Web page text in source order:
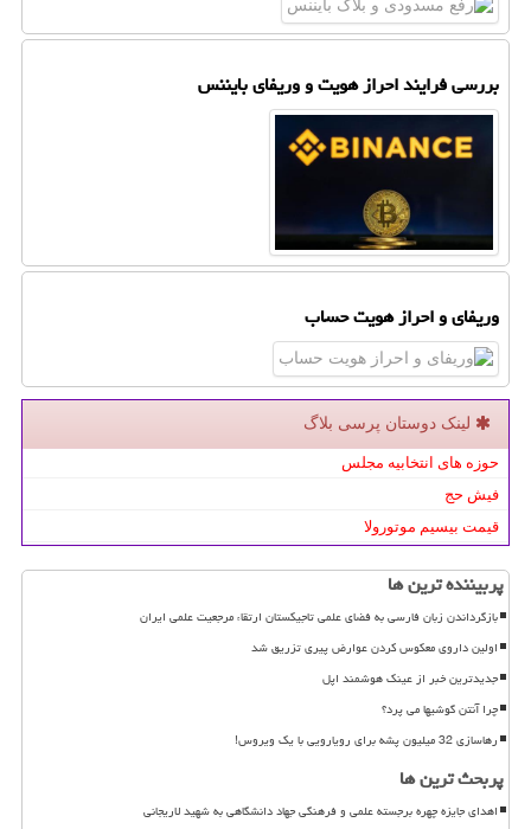
بررسی فرایند احراز هویت و وریفای بایننس
وریفای و احراز هویت حساب
لینک دوستان پرسی بلاگ
حوزه های انتخابیه مجلس
فیش حج
قیمت بیسیم موتورولا
پربیننده ترین ها
بازگرداندن زبان فارسی به فضای علمی تاجیکستان ارتقاء مرجعیت علمی ایران
اولین داروی معکوس کردن عوارض پیری تزریق شد
جدیدترین خبر از عینک هوشمند اپل
چرا آنتن گوشیها می پرد؟
رهاسازی 32 میلیون پشه برای رویارویی با یک ویروس!
پربحث ترین ها
اهدای جایزه چهره برجسته علمی و فرهنگی جهاد دانشگاهی به شهید لاریجانی